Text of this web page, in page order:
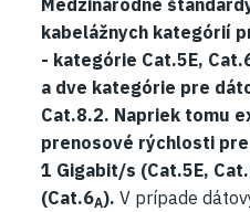
Medzinárodné
kabelážnych kategórií
- kategórie Cat.5E,
a dve kategórie pre
Cat.8.2. Napriek tomu
prenosové rýchlosti
1 Gigabit/s (Cat.5E,
(Cat.6A).V prípade